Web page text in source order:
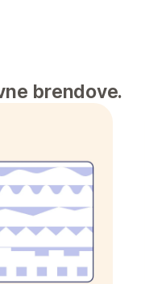
brendove.